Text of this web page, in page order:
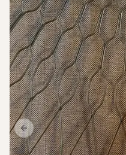
Previous slide